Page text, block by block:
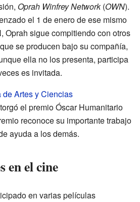
Oprah Winfrey Network(OWN).
el 1 de enero de ese mismo
Oprah sigue compitiendo con otros
se producen bajo su compañía,
ella no los presenta, participa
es invitada.
de Artes y Ciencias
el premio Óscar Humanitario
reconoce su importante trabajo
ayuda a los demás.
en el cine
en varias películas